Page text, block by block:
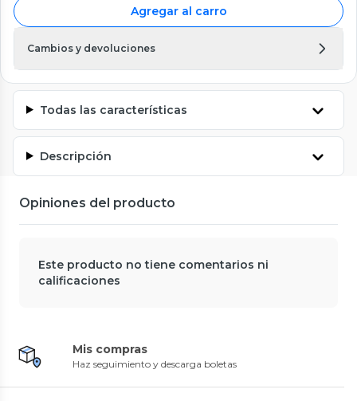
Agregar al carro
Cambios y devoluciones
Todas las características
Descripción
Opiniones del producto
Este producto no tiene comentarios ni
calificaciones
Mis compras
Haz seguimiento y descarga boletas